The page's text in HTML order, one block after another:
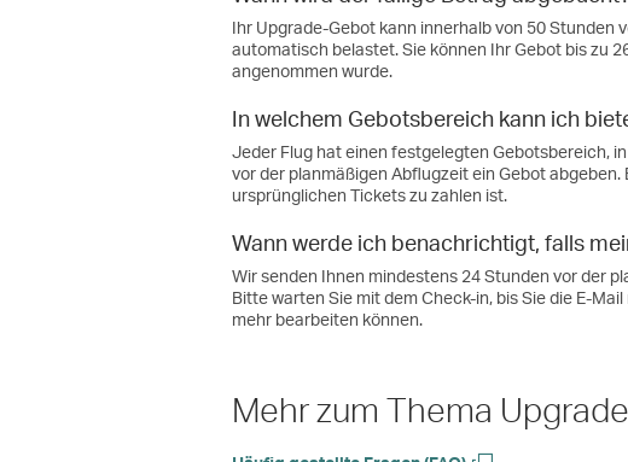
Ihr Upgrade-Gebot kann innerhalb von 50
automatisch belastet. Sie können Ihr Gebot bis zu
angenommen wurde.
In welchem Gebotsbereich kann ich
Jeder Flug hat einen festgelegten Gebotsbereich,
vor der planmäßigen Abflugzeit ein Gebot
ursprünglichen Tickets zu zahlen ist.
Wann werde ich benachrichtigt, falls
Wir senden Ihnen mindestens 24 Stunden vor der
Bitte warten Sie mit dem Check-in, bis Sie die E-
mehr bearbeiten können.
Mehr zum Thema